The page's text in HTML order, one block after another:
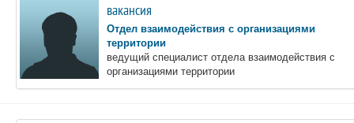
вакансия
Отдел взаимодействия с организациями
территории
ведущий специалист отдела взаимодействия с
организациями территории